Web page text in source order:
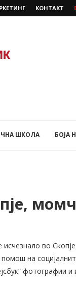
КОНТАКТ
ШКОЛА БОЈА
во
на
фотографии